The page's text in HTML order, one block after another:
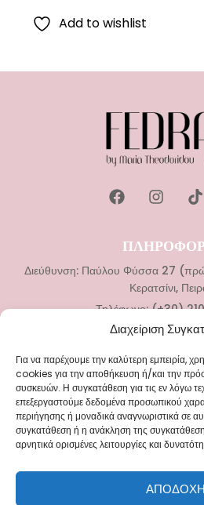
Διαχείριση
Για να παρέχουμε την καλύτερη εμπειρία,
cookies για την αποθήκευση ή/και την
συσκευών. Η συγκατάθεση για τις εν λόγω
επεξεργαστούμε δεδομένα προσωπικού
περιήγησης ή μοναδικά αναγνωριστικά σε
συγκατάθεση ή η ανάκληση της
αρνητικά ορισμένες λειτουργίες και
ΑΠΟΔΟΧΉ
Add to wishlist
Διεύθυνση: Παύλου Φύσσα 27
Κερατσίνι,
Τηλέφωνο: (+30)
Νυφικά
Αξεσουάρ
Βαπτιστικά
Αξεσουάρ